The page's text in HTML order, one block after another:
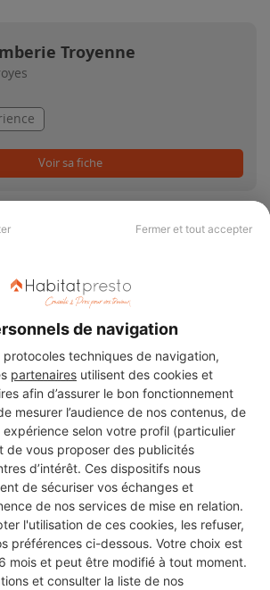
Fermer et tout accepter
de navigation
techniques de navigation,
partenaires utilisent des cookies et
afin d’assurer le bon fonctionnement
mesurer l’audience de nos contenus, de
expérience selon votre profil (particulier
de vous proposer des publicités
d’intérêt. Ces dispositifs nous
de sécuriser vos échanges et
de nos services de mise en relation.
l'utilisation de ces cookies, les refuser,
préférences ci-dessous. Votre choix est
mois et peut être modifié à tout moment.
et consulter la liste de nos
Troyenne
Voir sa fiche
LE TEMPS DE
?
des travaux et ne savez quel professionnel
devis travauxauprès de notre réseau de 5 000
partout en France.
UN DEVIS